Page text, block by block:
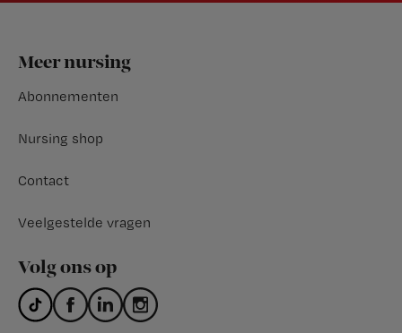
Footer
Meer nursing
Abonnementen
Nursing shop
Contact
Veelgestelde vragen
Volg ons op